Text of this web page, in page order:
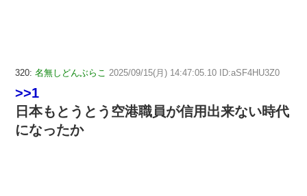
320: 名無しどんぶらこ 2025/09/15(月) 14:47:05.10 ID:aSF4HU3Z0
>>1
日本もとうとう空港職員が信用出来ない時代
になったか